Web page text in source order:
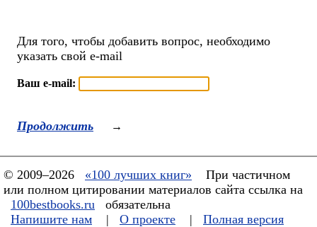
Для того, чтобы добавить вопрос, необходимо
указать свой e-mail
Ваш e-mail:
Продолжить →
© 2009–2026 «100 лучших книг»
При частичном
или полном цитировании материалов сайта ссылка на
100bestbooks.ru
обязательна
Напишите нам
| О проекте | Полная версия